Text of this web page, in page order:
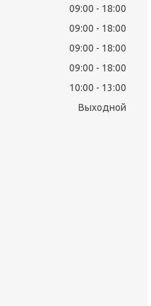
09:00
18:00
09:00
18:00
09:00
18:00
09:00
18:00
10:00
13:00
Выходной